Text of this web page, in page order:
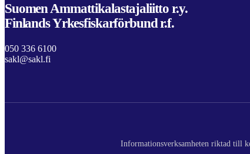
Suomen Ammattikalastajaliitto r.y.
Finlands Yrkesfiskarförbund r.f.
050 336 6100
sakl@sakl.fi
Informationsverksamheten riktad till